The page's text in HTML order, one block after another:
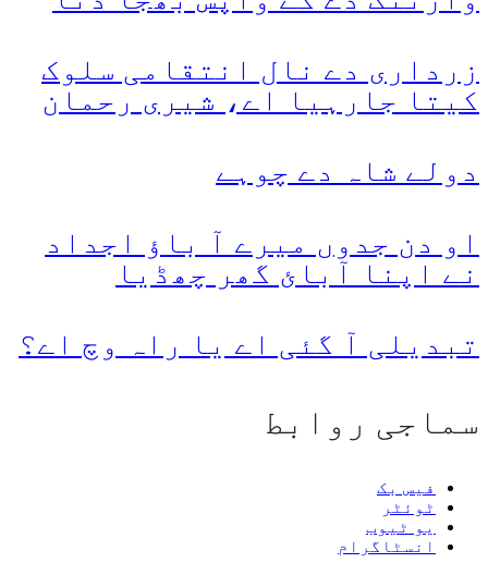
زرداری دے نال انتقامی سلوک
کیتا جارہیا اے، شیری رحمان
دولے شاہ دے چوہے
او دن جدوں میرے آ باؤ اجداد
نے اپنا آبائ گھر چھڈیا
تبدیلی آ گئی اے یا راہ وچ اے؟
سماجی روابط
فیس بک
ٹوئٹر
یو ٹیوب
انسٹاگرام